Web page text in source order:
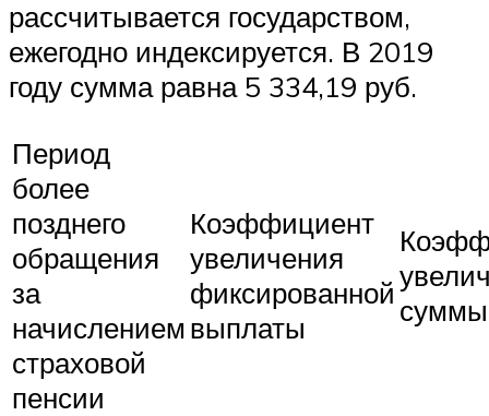
рассчитывается государством,
ежегодно индексируется. В 2019
году сумма равна 5 334,19 руб.
Период
более
позднего
обращения
за
начислением
страховой
пенсии
Коэффициент
увеличения
фиксированной
выплаты